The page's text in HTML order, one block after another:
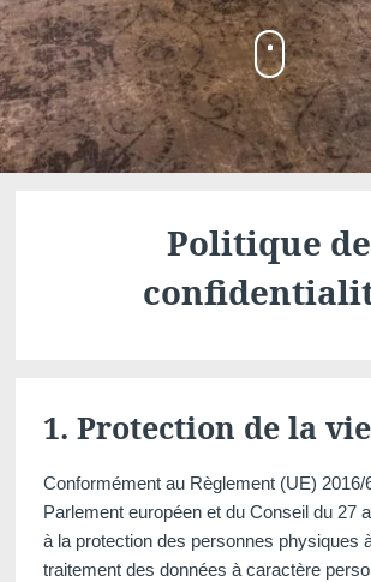
Politique de
1. Protection de la
Conformément au Règlement (UE) 2016/
Parlement européen et du Conseil du 27
à la protection des personnes physiques
traitement des données à caractère
Genval, 5*
Martin's Louvain-la-
Neuve